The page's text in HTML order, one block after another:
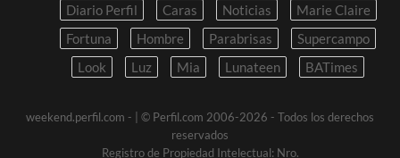
Diario Perfil Caras Noticias
Marie Claire
Fortuna
Hombre Parabrisas
Supercampo
Look
Luz Mia Lunateen BATimes
weekend.perfil.com -
| © Perfil.com 2006-2026 - Todos los derechos
reservados
Registro de Propiedad Intelectual: Nro.